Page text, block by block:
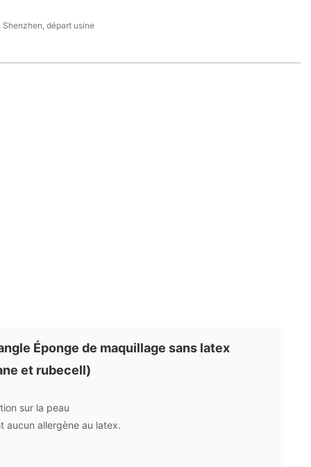
Shenzhen, départ usine
Éponge de maquillage sans latex
et rubecell)
sur la peau
aucun allergène au latex.